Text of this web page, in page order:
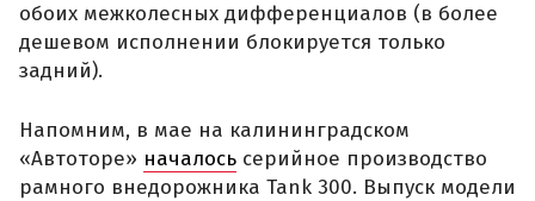
обоих межколесных дифференциалов (в более
дешевом исполнении блокируется только
задний).
Напомним, в мае на калининградском
«Автоторе» началось серийное производство
рамного внедорожника Tank 300. Выпуск модели